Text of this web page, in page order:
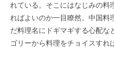
れている。そこにはなじみの料
ればよいのか一目瞭然。中国料
だ料理名にドギマギする心配な
ゴリーから料理をチョイスすれ